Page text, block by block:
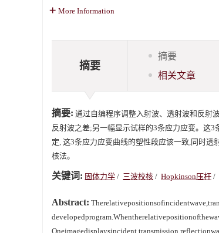
More Information
摘要
摘要
相关文章
摘要: 通过自编程序调整入射波、透射波和反射
反射波之差;另一幅显示试样的3条应力应变。这
定, 这3条应力应变曲线的塑性段应该一致,同时
核法。
关键词: 固体力学 / 三波校核 / Hopkinson压杆 /
Abstract: